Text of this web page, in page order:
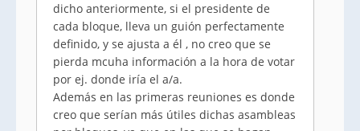
dicho anteriormente, si el presidente de
cada bloque, lleva un guión perfectamente
definido, y se ajusta a él , no creo que se
pierda mcuha información a la hora de votar
por ej. donde iría el a/a.
Además en las primeras reuniones es donde
creo que serían más útiles dichas asambleas